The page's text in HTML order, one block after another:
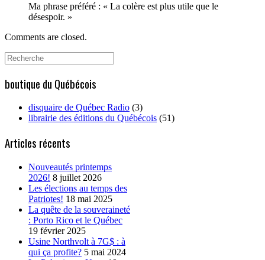
Ma phrase préféré : « La colère est plus utile que le
désespoir. »
Comments are closed.
Search
for:
boutique du Québécois
disquaire de Québec Radio (3)
librairie des éditions du Québécois (51)
Articles récents
Nouveautés printemps
2026! 8 juillet 2026
Les élections au temps des
Patriotes! 18 mai 2025
La quête de la souveraineté
: Porto Rico et le Québec
19 février 2025
Usine Northvolt à 7G$ : à
qui ça profite? 5 mai 2024